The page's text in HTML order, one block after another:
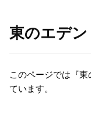
東のエデ
このページでは『
ています。